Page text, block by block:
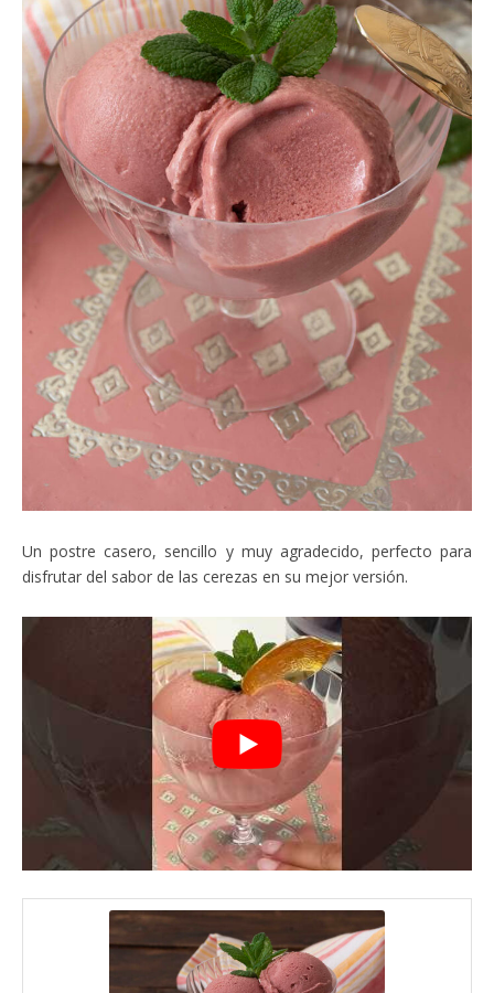
Un postre casero, sencillo y muy agradecido, perfecto para
disfrutar del sabor de las cerezas en su mejor versión.